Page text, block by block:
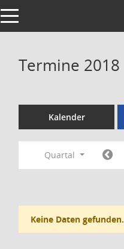
Toggle navigation
Termine 2018
Kalender
Quartal
Keine Daten gefunden.